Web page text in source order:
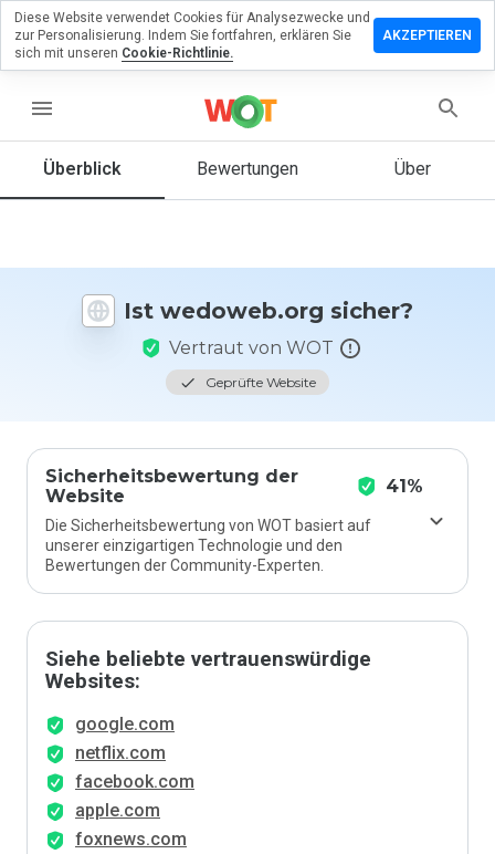
menu
Überblick Bewertungen Über
Ist wedoweb.org sicher?
Vertraut von WOT
Geprüfte Website
Sicherheitsbewertung der
Website
41%
Die Sicherheitsbewertung von WOT basiert auf
unserer einzigartigen Technologie und den
Bewertungen der Community-Experten.
Siehe beliebte vertrauenswürdige
Websites:
google.com
netflix.com
facebook.com
apple.com
foxnews.com
würden
Website
auf einer
Diese Website verwendet Cookies für Analysezwecke und
zur Personalisierung. Indem Sie fortfahren, erklären Sie
sich mit unseren Cookie-Richtlinie.
AKZEPTIEREN